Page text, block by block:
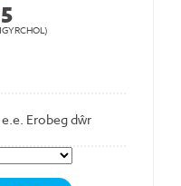
Erobeg dŵr